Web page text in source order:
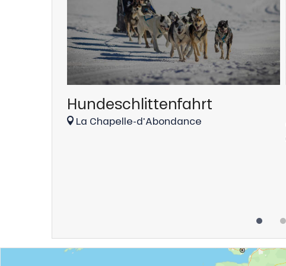
Hundeschlittenfahrt
La Chapelle-d'Abondance